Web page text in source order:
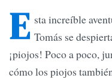
E sta increíble
Tomás se
¡piojos! Poco a poco,
cómo los piojos